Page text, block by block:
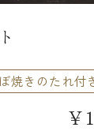
焼きのたれ付
￥